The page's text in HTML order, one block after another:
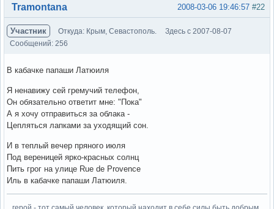
Вне форума #22
2008-03-06 19:46:57
Tramontana
Участник Откуда: Крым, Севастополь.
Здесь с 2007-08-07
Сообщений: 256
В кабачке папаши Латюиля
Я ненавижу сей гремучий телефон,
Он обязательно ответит мне: "Пока"
А я хочу отправиться за облака -
Цепляться лапками за уходящий сон.
И в теплый вечер пряного июля
Под вереницей ярко-красных солнц
Пить грог на улице Rue de Provence
Иль в кабачке папаши Латюиля.